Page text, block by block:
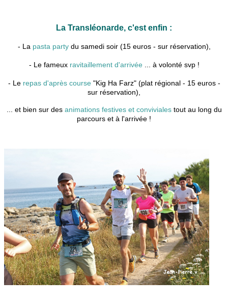
La Transléonarde, c'est enfin :
- La pasta party du samedi soir (15 euros - sur réservation),
- Le fameux ravitaillement d'arrivée ... à volonté svp !
- Le repas d'après course"Kig Ha Farz" (plat régional - 15 euros -
sur réservation),
... et bien sur des animations festives et convivialestout au long du
parcours et à l'arrivée !